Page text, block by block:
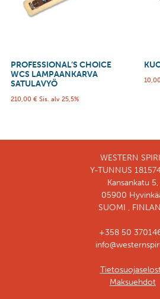
PROFESSIONAL’S CHOICE
WCS LAMPAANKARVA
SATULAVYÖ
210,00 € Sis. alv 25,5%
WESTERN
Y-TUNNUS
Kansankatu 5,
05900
SUOMI ,
+358 50
Maksuehdot